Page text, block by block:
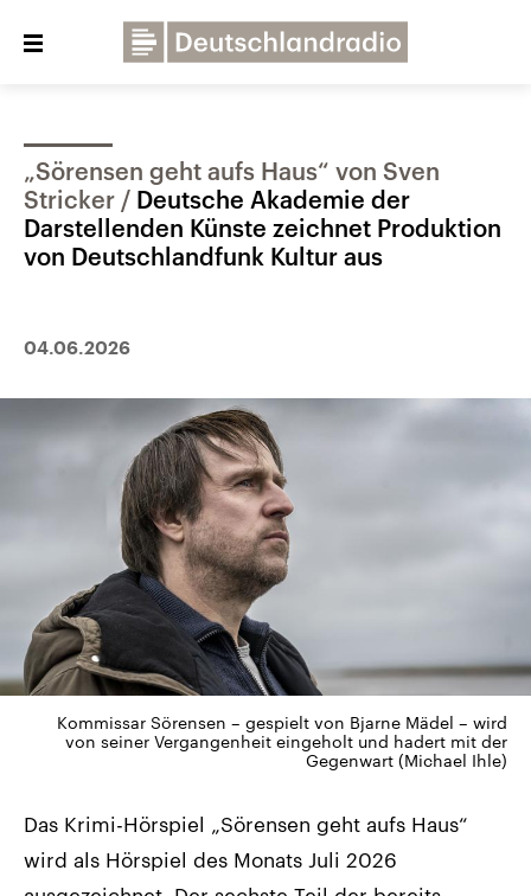
Close
Deutschlandfunk Nova
Über uns Programme Presse
Dialog und Kontakt Veranstaltungen
„Sörensen geht aufs Haus“ von Sven
Stricker
Deutsche Akademie der
Darstellenden Künste zeichnet Produktion
von Deutschlandfunk Kultur aus
04.06.2026
Kommissar Sörensen – gespielt von Bjarne Mädel – wird
von seiner Vergangenheit eingeholt und hadert mit der
Gegenwart (Michael Ihle)
Das Krimi-Hörspiel „Sörensen geht aufs Haus“
wird als Hörspiel des Monats Juli 2026